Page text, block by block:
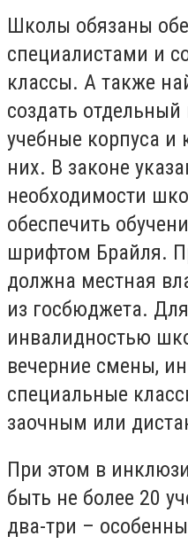
Школы обязаны
специалистами и
классы. А также
создать отдельный
учебные корпуса
них. В законе
необходимости
обеспечить
шрифтом Брайля.
должна местная
из госбюджета.
инвалидностью
вечерние смены,
специальные
заочным или
При этом в
быть не более 20
два-три –